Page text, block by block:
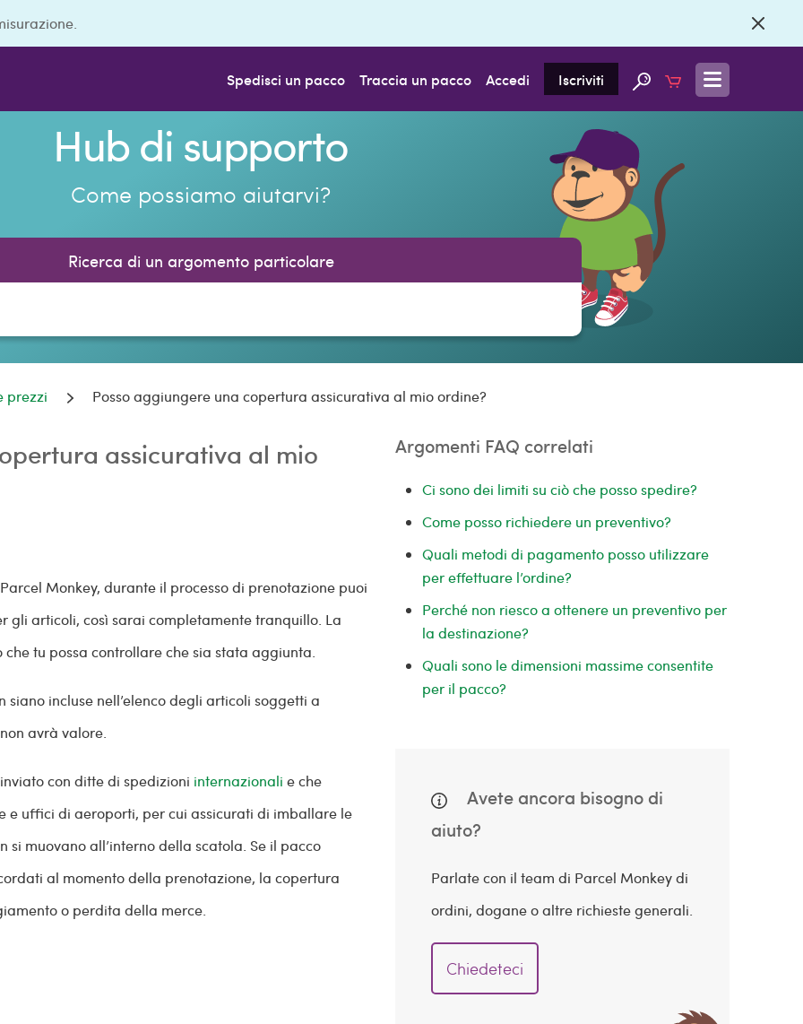
Spedisci un pacco Traccia un pacco Accedi Iscriviti
Hub di supporto
Come possiamo aiutarvi?
Ricerca di un argomento particolare
prezzi Posso aggiungere una copertura assicurativa al mio ordine?
assicurativa al mio
Monkey, durante il processo di prenotazione puoi
gli articoli, così sarai completamente tranquillo. La
tu possa controllare che sia stata aggiunta.
incluse nell’elenco degli articoli soggetti a
avrà valore.
con ditte di spedizioni internazionali e che
e uffici di aeroporti, per cui assicurati di imballare le
si muovano all’interno della scatola. Se il pacco
al momento della prenotazione, la copertura
o perdita della merce.
Argomenti FAQ correlati
Ci sono dei limiti su ciò che posso spedire?
Come posso richiedere un preventivo?
Quali metodi di pagamento posso utilizzare
per effettuare l’ordine?
Perché non riesco a ottenere un preventivo per
la destinazione?
Quali sono le dimensioni massime consentite
per il pacco?
Avete ancora bisogno di
aiuto?
Parlate con il team di Parcel Monkey di
ordini, dogane o altre richieste generali.
Chiedeteci